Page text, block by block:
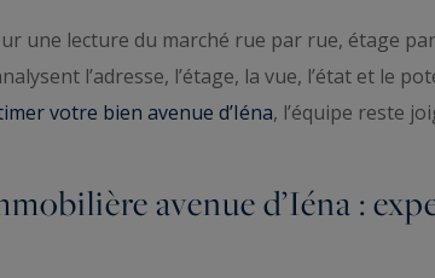
une lecture du marché rue par rue, étage
l’adresse, l’étage, la vue, l’état et le
votre bien avenue d’Iéna, l’équipe reste
avenue d’Iéna :